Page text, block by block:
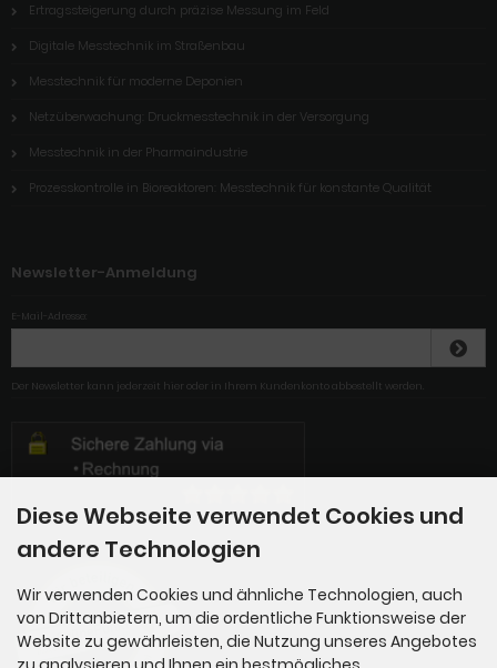
Ertragssteigerung durch präzise Messung im Feld
Digitale Messtechnik im Straßenbau
Messtechnik für moderne Deponien
Netzüberwachung: Druckmesstechnik in der Versorgung
Messtechnik in der Pharmaindustrie
Prozesskontrolle in Bioreaktoren: Messtechnik für konstante Qualität
Newsletter-Anmeldung
E-Mail-Adresse:
Der Newsletter kann jederzeit hier oder in Ihrem Kundenkonto abbestellt werden.
Diese Webseite verwendet Cookies und
andere Technologien
Wir verwenden Cookies und ähnliche Technologien, auch
von Drittanbietern, um die ordentliche Funktionsweise der
Website zu gewährleisten, die Nutzung unseres Angebotes